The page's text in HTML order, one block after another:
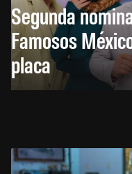
Segunda
Famosos
placa